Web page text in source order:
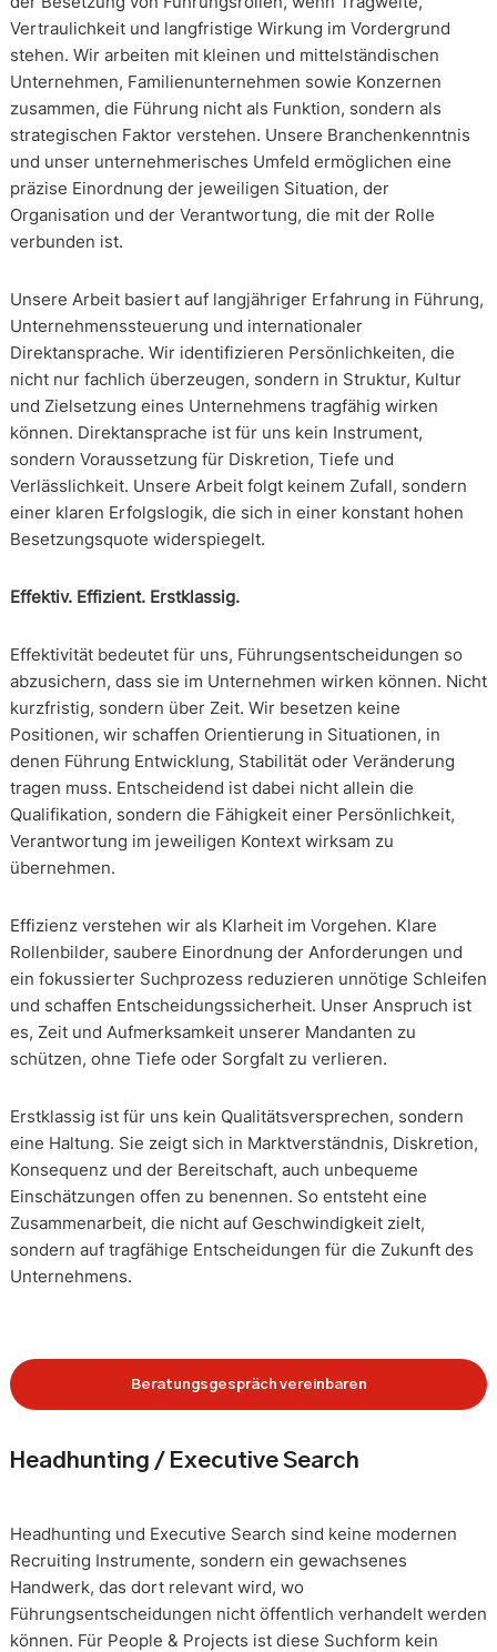
Vertraulichkeit und langfristige Wirkung im Vordergrund
stehen. Wir arbeiten mit kleinen und mittelständischen
Unternehmen, Familienunternehmen sowie Konzernen
zusammen, die Führung nicht als Funktion, sondern als
strategischen Faktor verstehen. Unsere Branchenkenntnis
und unser unternehmerisches Umfeld ermöglichen eine
präzise Einordnung der jeweiligen Situation, der
Organisation und der Verantwortung, die mit der Rolle
verbunden ist.
Unsere Arbeit basiert auf langjähriger Erfahrung in Führung,
Unternehmenssteuerung und internationaler
Direktansprache. Wir identifizieren Persönlichkeiten, die
nicht nur fachlich überzeugen, sondern in Struktur, Kultur
und Zielsetzung eines Unternehmens tragfähig wirken
können. Direktansprache ist für uns kein Instrument,
sondern Voraussetzung für Diskretion, Tiefe und
Verlässlichkeit. Unsere Arbeit folgt keinem Zufall, sondern
einer klaren Erfolgslogik, die sich in einer konstant hohen
Besetzungsquote widerspiegelt.
Effektiv. Effizient. Erstklassig.
Effektivität bedeutet für uns, Führungsentscheidungen so
abzusichern, dass sie im Unternehmen wirken können. Nicht
kurzfristig, sondern über Zeit. Wir besetzen keine
Positionen, wir schaffen Orientierung in Situationen, in
denen Führung Entwicklung, Stabilität oder Veränderung
tragen muss. Entscheidend ist dabei nicht allein die
Qualifikation, sondern die Fähigkeit einer Persönlichkeit,
Verantwortung im jeweiligen Kontext wirksam zu
übernehmen.
Effizienz verstehen wir als Klarheit im Vorgehen. Klare
Rollenbilder, saubere Einordnung der Anforderungen und
ein fokussierter Suchprozess reduzieren unnötige Schleifen
und schaffen Entscheidungssicherheit. Unser Anspruch ist
es, Zeit und Aufmerksamkeit unserer Mandanten zu
schützen, ohne Tiefe oder Sorgfalt zu verlieren.
Erstklassig ist für uns kein Qualitätsversprechen, sondern
eine Haltung. Sie zeigt sich in Marktverständnis, Diskretion,
Konsequenz und der Bereitschaft, auch unbequeme
Einschätzungen offen zu benennen. So entsteht eine
Zusammenarbeit, die nicht auf Geschwindigkeit zielt,
sondern auf tragfähige Entscheidungen für die Zukunft des
Unternehmens.
Beratungsgespräch vereinbaren
Headhunting / Executive Search
Headhunting und Executive Search sind keine modernen
Recruiting Instrumente, sondern ein gewachsenes
Handwerk, das dort relevant wird, wo
Führungsentscheidungen nicht öffentlich verhandelt werden
können. Für People & Projects ist diese Suchform kein